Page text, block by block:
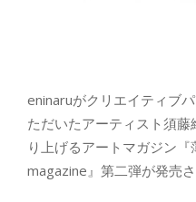
eninaruがクリエイティブ
ただいたアーティスト須
り上げるアートマガジン
magazine』第二弾が発売さ